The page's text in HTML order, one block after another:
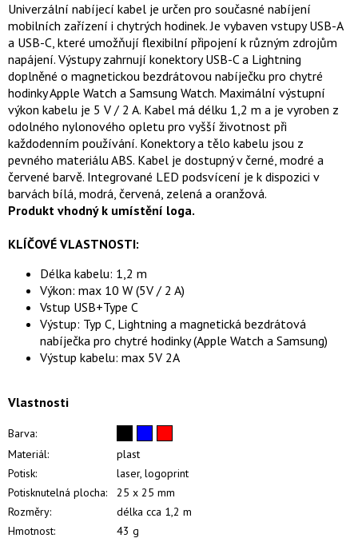
Univerzální nabíjecí kabel je určen pro současné nabíjení
mobilních zařízení i chytrých hodinek. Je vybaven vstupy USB-A
a USB-C, které umožňují flexibilní připojení k různým zdrojům
napájení. Výstupy zahrnují konektory USB-C a Lightning
doplněné o magnetickou bezdrátovou nabíječku pro chytré
hodinky Apple Watch a Samsung Watch. Maximální výstupní
výkon kabelu je 5 V / 2 A. Kabel má délku 1,2 m a je vyroben z
odolného nylonového opletu pro vyšší životnost při
každodenním používání. Konektory a tělo kabelu jsou z
pevného materiálu ABS. Kabel je dostupný v černé, modré a
červené barvě. Integrované LED podsvícení je k dispozici v
barvách bílá, modrá, červená, zelená a oranžová.
Produkt vhodný k umístění loga.
KLÍČOVÉ VLASTNOSTI:
Délka kabelu: 1,2 m
Výkon: max 10 W (5V / 2 A)
Vstup USB+Type C
Výstup: Typ C, Lightning a magnetická bezdrátová
nabíječka pro chytré hodinky (Apple Watch a Samsung)
Výstup kabelu: max 5V 2A
Vlastnosti
Barva:
Materiál:
plast
Potisk:
laser, logoprint
Potisknutelná plocha:
25 x 25 mm
Rozměry:
délka cca 1,2 m
Hmotnost:
43 g